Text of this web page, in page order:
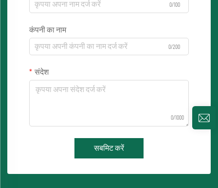
0/100
कंपनी का नाम
0/200
संदेश
0/1000
सबमिट करें